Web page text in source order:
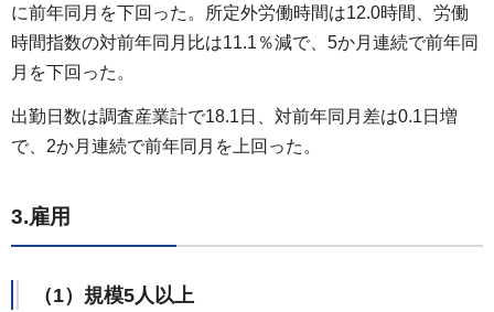
に前年同月を下回った。所定外労働時間は12.0時間、労働
時間指数の対前年同月比は11.1％減で、5か月連続で前年同
月を下回った。
出勤日数は調査産業計で18.1日、対前年同月差は0.1日増
で、2か月連続で前年同月を上回った。
3.雇用
（1）規模5人以上